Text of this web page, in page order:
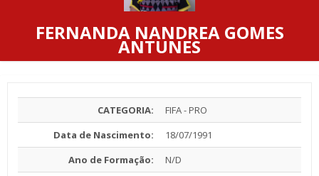
FERNANDA NANDREA GOMES
ANTUNES
CATEGORIA:
FIFA - PRO
Data de Nascimento:
18/07/1991
Ano de Formação:
N/D